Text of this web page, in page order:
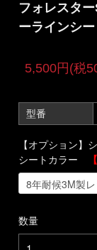
フォレスタ
ーラインシー
5,500円(税
型番
【オプション】
シートカラー
数量